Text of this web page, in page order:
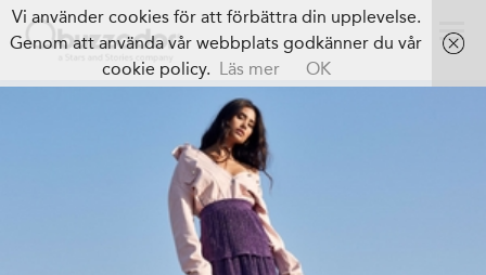
Vi använder cookies för att förbättra din upplevelse.
Genom att använda vår webbplats godkänner du vår
cookie policy. Läs mer OK